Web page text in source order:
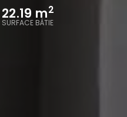
22.19 m2
SURFACE BÂTIE